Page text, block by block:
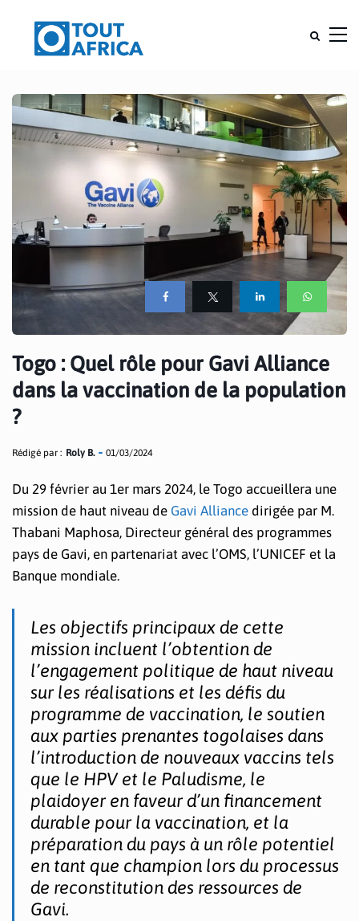
Togo : Quel rôle pour Gavi Alliance
dans la vaccination de la population
?
Rédigé par : Roly B. 01/03/2024
Du 29 février au 1er mars 2024, le Togo accueillera une
mission de haut niveau de Gavi Alliance dirigée par M.
Thabani Maphosa, Directeur général des programmes
pays de Gavi, en partenariat avec l’OMS, l’UNICEF et la
Banque mondiale.
Les objectifs principaux de cette
mission incluent l’obtention de
l’engagement politique de haut niveau
sur les réalisations et les défis du
programme de vaccination, le soutien
aux parties prenantes togolaises dans
l’introduction de nouveaux vaccins tels
que le HPV et le Paludisme, le
plaidoyer en faveur d’un financement
durable pour la vaccination, et la
préparation du pays à un rôle potentiel
en tant que champion lors du processus
de reconstitution des ressources de
Gavi.